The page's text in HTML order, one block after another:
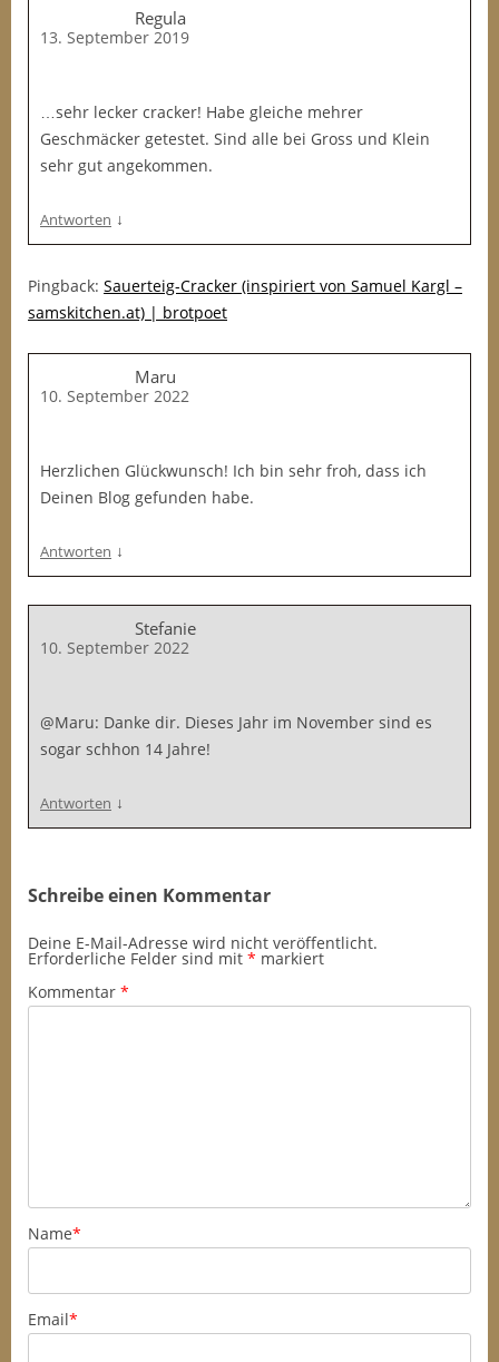
Regula
13. September 2019
…sehr lecker cracker! Habe gleiche mehrer
Geschmäcker getestet. Sind alle bei Gross und Klein
sehr gut angekommen.
Antworten ↓
Pingback: Sauerteig-Cracker (inspiriert von Samuel Kargl –
samskitchen.at) | brotpoet
Maru
10. September 2022
Herzlichen Glückwunsch! Ich bin sehr froh, dass ich
Deinen Blog gefunden habe.
Antworten ↓
Stefanie
10. September 2022
@Maru: Danke dir. Dieses Jahr im November sind es
sogar schhon 14 Jahre!
Antworten ↓
Schreibe einen Kommentar
Deine E-Mail-Adresse wird nicht veröffentlicht.
Erforderliche Felder sind mit * markiert
Kommentar *
Name*
Email*